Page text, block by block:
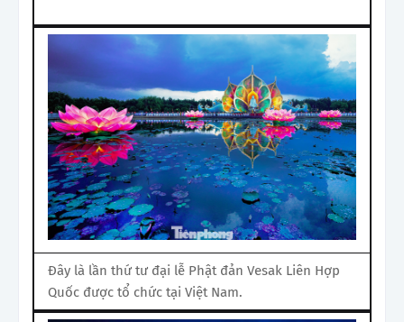
Đây là lần thứ tư đại lễ Phật đản Vesak Liên Hợp
Quốc được tổ chức tại Việt Nam.